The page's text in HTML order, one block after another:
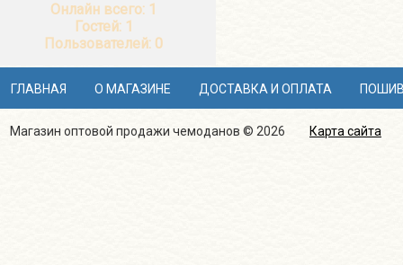
Онлайн всего: 1
Гостей: 1
Пользователей: 0
ГЛАВНАЯ О МАГАЗИНЕ ДОСТАВКА И ОПЛАТА
Магазин оптовой продажи чемоданов © 2026 Карта сайта